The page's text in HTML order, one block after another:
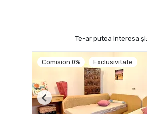
Te-ar putea interesa și:
Comision 0% Exclusivitate
Previous